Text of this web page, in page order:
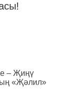
– Җиңү
«Җәлил»